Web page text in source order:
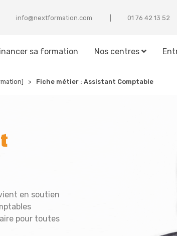
sa formation Nos centres
info@nextformation.com
25 31 24 67 10
Fiche métier : Assistant Comptable
en soutien
pour toutes